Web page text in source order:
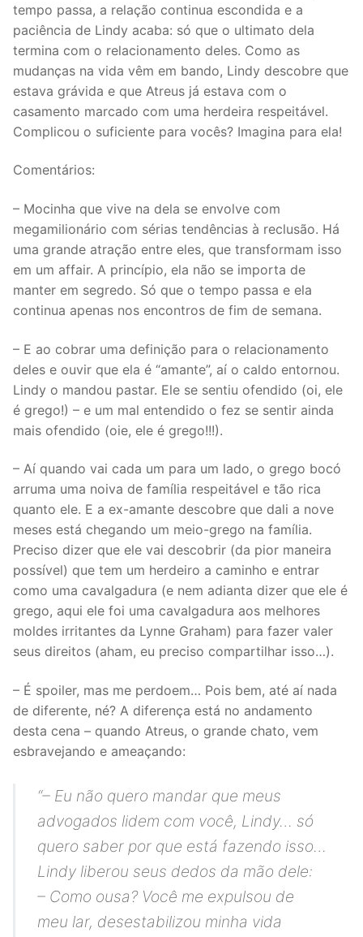
tempo passa, a relação continua escondida e a
paciência de Lindy acaba: só que o ultimato dela
termina com o relacionamento deles. Como as
mudanças na vida vêm em bando, Lindy descobre que
estava grávida e que Atreus já estava com o
casamento marcado com uma herdeira respeitável.
Complicou o suficiente para vocês? Imagina para ela!
Comentários:
– Mocinha que vive na dela se envolve com
megamilionário com sérias tendências à reclusão. Há
uma grande atração entre eles, que transformam isso
em um affair. A princípio, ela não se importa de
manter em segredo. Só que o tempo passa e ela
continua apenas nos encontros de fim de semana.
– E ao cobrar uma definição para o relacionamento
deles e ouvir que ela é “amante”, aí o caldo entornou.
Lindy o mandou pastar. Ele se sentiu ofendido (oi, ele
é grego!) – e um mal entendido o fez se sentir ainda
mais ofendido (oie, ele é grego!!!).
– Aí quando vai cada um para um lado, o grego bocó
arruma uma noiva de família respeitável e tão rica
quanto ele. E a ex-amante descobre que dali a nove
meses está chegando um meio-grego na família.
Preciso dizer que ele vai descobrir (da pior maneira
possível) que tem um herdeiro a caminho e entrar
como uma cavalgadura (e nem adianta dizer que ele é
grego, aqui ele foi uma cavalgadura aos melhores
moldes irritantes da Lynne Graham) para fazer valer
seus direitos (aham, eu preciso compartilhar isso…).
– É spoiler, mas me perdoem… Pois bem, até aí nada
de diferente, né? A diferença está no andamento
desta cena – quando Atreus, o grande chato, vem
esbravejando e ameaçando:
“– Eu não quero mandar que meus
advogados lidem com você, Lindy… só
quero saber por que está fazendo isso…
Lindy liberou seus dedos da mão dele:
– Como ousa? Você me expulsou de
meu lar, desestabilizou minha vida